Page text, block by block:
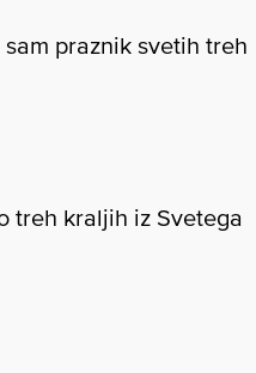
praznik svetih treh
treh kraljih iz Svetega